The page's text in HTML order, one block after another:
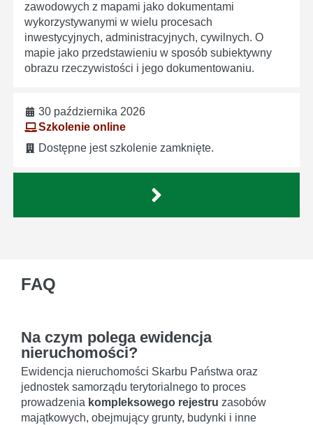
zawodowych z mapami jako dokumentami
wykorzystywanymi w wielu procesach
inwestycyjnych, administracyjnych, cywilnych. O
mapie jako przedstawieniu w sposób subiektywny
obrazu rzeczywistości i jego dokumentowaniu.
30 października 2026
Szkolenie online
Dostępne jest szkolenie zamknięte.
FAQ
Na czym polega ewidencja
nieruchomości?
Ewidencja nieruchomości Skarbu Państwa oraz
jednostek samorządu terytorialnego to proces
prowadzenia kompleksowego rejestru zasobów
majątkowych, obejmujący grunty, budynki i inne